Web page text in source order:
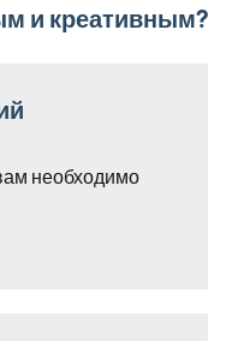
и креативным?
необходимо